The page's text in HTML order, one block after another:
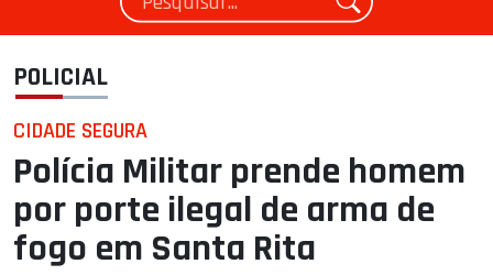
POLICIAL
CIDADE SEGURA
Polícia Militar prende homem
por porte ilegal de arma de
fogo em Santa Rita